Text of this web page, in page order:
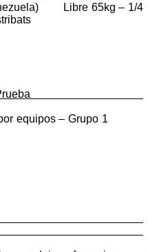
Libre 65kg – 1/4
Prueba
equipos – Grupo 1
Instancia